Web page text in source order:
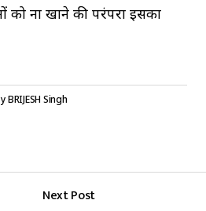
को ना खाने की परंपरा इसका
BRIJESH Singh
Next Post